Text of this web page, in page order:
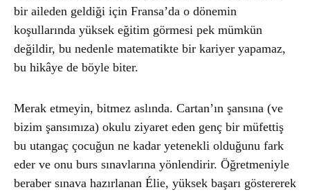
bir aileden geldiği için Fransa’da o dönemin
koşullarında yüksek eğitim görmesi pek mümkün
değildir, bu nedenle matematikte bir kariyer yapamaz,
bu hikâye de böyle biter.
Merak etmeyin, bitmez aslında. Cartan’ın şansına (ve
bizim şansımıza) okulu ziyaret eden genç bir müfettiş
bu utangaç çocuğun ne kadar yetenekli olduğunu fark
eder ve onu burs sınavlarına yönlendirir. Öğretmeniyle
beraber sınava hazırlanan Élie, yüksek başarı göstererek